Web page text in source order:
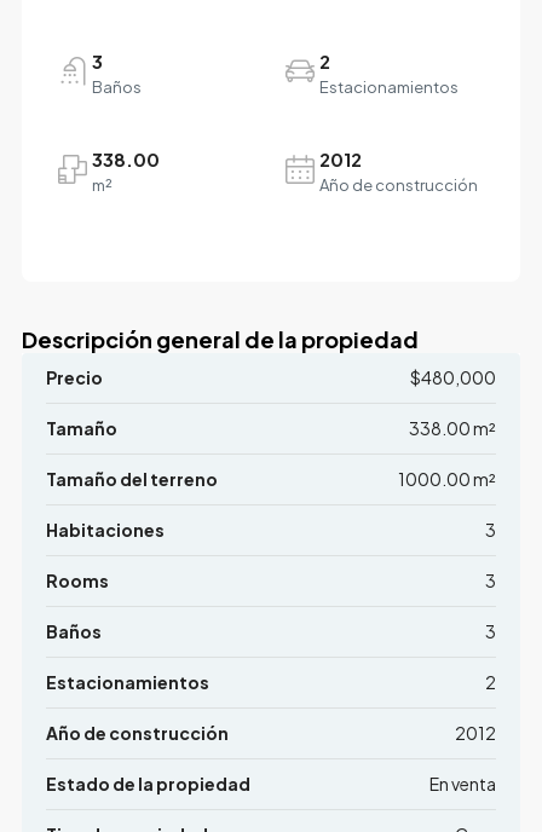
3
Baños
2
Estacionamientos
338.00
m²
2012
Año de construcción
Descripción general de la propiedad
Precio $480,000
Tamaño 338.00 m²
Tamaño del terreno 1000.00 m²
Habitaciones 3
Rooms 3
Baños 3
Estacionamientos 2
Año de construcción 2012
Estado de la propiedad En venta